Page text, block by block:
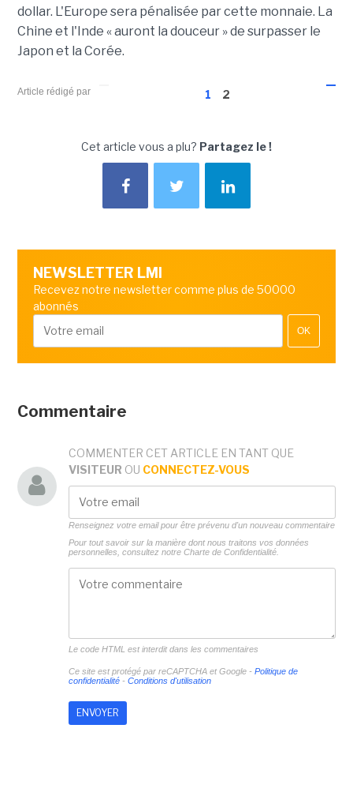
dollar. L'Europe sera pénalisée par cette monnaie. La
Chine et l'Inde « auront la douceur » de surpasser le
Japon et la Corée.
1 2
Article rédigé par
Cet article vous a plu? Partagez le !
NEWSLETTER LMI
Recevez notre newsletter comme plus de 50000
abonnés
OK
Commentaire
COMMENTER CET ARTICLE EN TANT QUE
VISITEUR OU CONNECTEZ-VOUS
Renseignez votre email pour être prévenu d'un nouveau commentaire
Pour tout savoir sur la manière dont nous traitons vos données
personnelles, consultez notre Charte de Confidentialité.
Le code HTML est interdit dans les commentaires
Ce site est protégé par reCAPTCHA et Google - Politique de
confidentialité- Conditions d'utilisation